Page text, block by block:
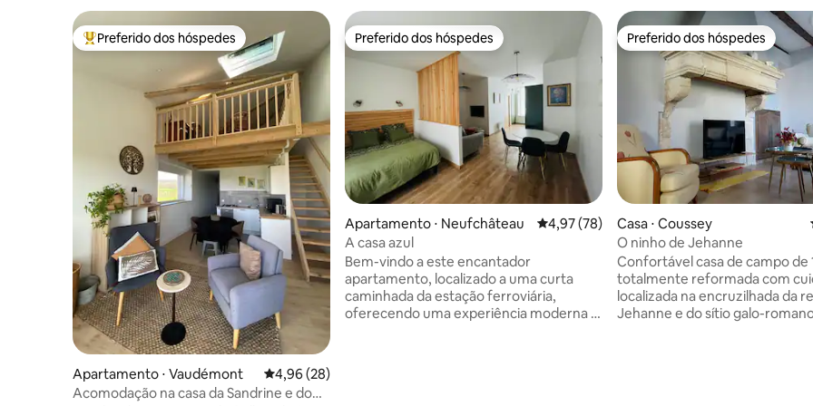
Entre os melhores preferidos dos hóspedes
Preferido dos hóspedes
Apartamento ⋅ Vaudémont 4,96 de uma avaliação média de 5, 28 avaliações
4,96 (28)
Acomodação na casa da Sandrine e do
Preferido dos hóspedes
Preferido dos hóspedes
Apartamento ⋅ Neufchâteau 4,97 de uma avaliação média de 5, 78
4,97 (78)
A casa azul
Bem-vindo a este encantador
apartamento, localizado a uma curta
caminhada da estação ferroviária,
oferecendo uma experiência moderna e
Preferido dos hóspedes
Preferido dos hóspedes
Casa ⋅ Coussey
O ninho de Jehanne
Confortável casa de campo de
totalmente reformada com
localizada na encruzilhada da
Jehanne e do sítio galo-